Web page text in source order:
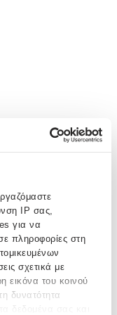
IP σας,
για να
πληροφορίες στη
σχετικά με
εικόνα του κοινού
δυνατότητα